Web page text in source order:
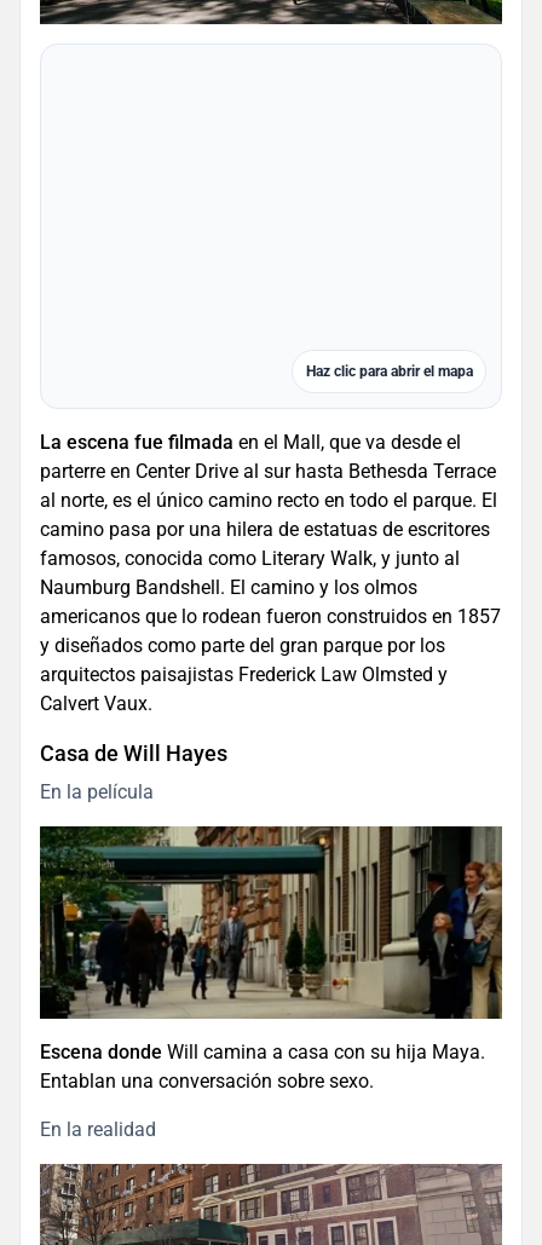
Haz clic para abrir el mapa
La escena fue filmada en el Mall, que va desde el
parterre en Center Drive al sur hasta Bethesda Terrace
al norte, es el único camino recto en todo el parque. El
camino pasa por una hilera de estatuas de escritores
famosos, conocida como Literary Walk, y junto al
Naumburg Bandshell. El camino y los olmos
americanos que lo rodean fueron construidos en 1857
y diseñados como parte del gran parque por los
arquitectos paisajistas Frederick Law Olmsted y
Calvert Vaux.
Casa de Will Hayes
En la película
Escena donde Will camina a casa con su hija Maya.
Entablan una conversación sobre sexo.
En la realidad